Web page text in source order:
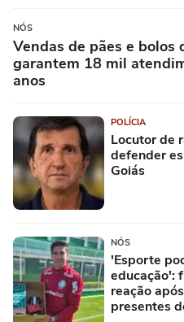
NÓS
Vendas de pães e bolos
garantem 18 mil
anos
POLÍCIA
Locutor de
defender
Goiás
NÓS
'Esporte
educação':
reação
presentes